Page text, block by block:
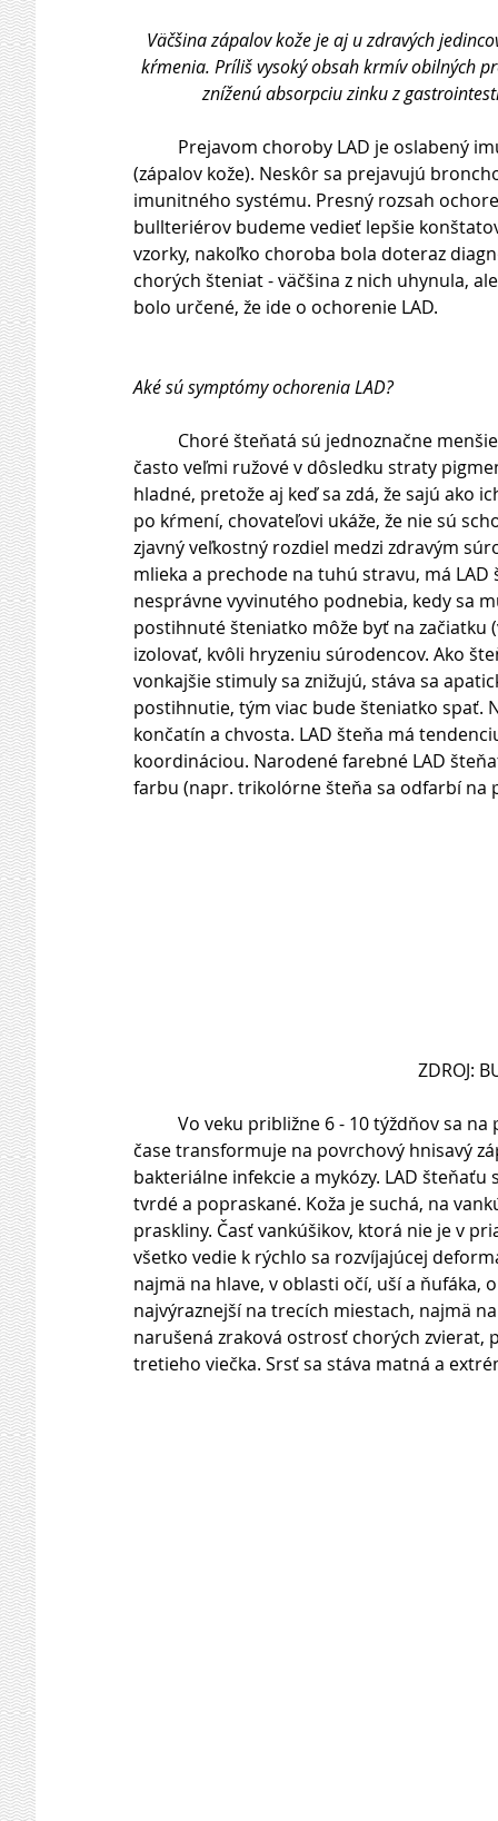
Väčšina zápalov kože je aj u zdravých
kŕmenia. Príliš vysoký obsah krmív obilných
zníženú absorpciu zinku z
(zápalov kože). Neskôr sa prejavujú
imunitného systému. Presný rozsah
bullteriérov budeme vedieť lepšie
vzorky, nakoľko choroba bola doteraz
chorých šteniat - väčšina z nich uhynula,
bolo určené, že ide o ochorenie LAD.
Aké sú symptómy ochorenia LAD?
často veľmi ružové v dôsledku straty
hladné, pretože aj keď sa zdá, že sajú ako
po kŕmení, chovateľovi ukáže, že nie sú
zjavný veľkostný rozdiel medzi zdravým
mlieka a prechode na tuhú stravu, má
nesprávne vyvinutého podnebia, kedy sa
postihnuté šteniatko môže byť na začiatku
izolovať, kvôli hryzeniu súrodencov. Ako
vonkajšie stimuly sa znižujú, stáva sa
postihnutie, tým viac bude šteniatko spať.
končatín a chvosta. LAD šteňa má
koordináciou. Narodené farebné LAD
farbu (napr. trikolórne šteňa sa odfarbí na
ZDROJ:
čase transformuje na povrchový hnisavý
bakteriálne infekcie a mykózy. LAD
tvrdé a popraskané. Koža je suchá, na
praskliny. Časť vankúšikov, ktorá nie je v
všetko vedie k rýchlo sa rozvíjajúcej
najmä na hlave, v oblasti očí, uší a ňufáka,
najvýraznejší na trecích miestach, najmä
narušená zraková ostrosť chorých
tretieho viečka. Srsť sa stáva matná a